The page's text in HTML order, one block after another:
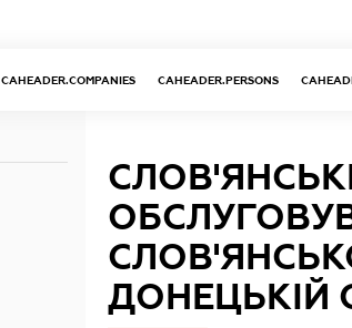
CAHEADER.COMPANIES CAHEADER.PERSONS
ДОНЕЦЬКІЙ